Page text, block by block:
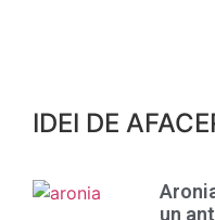
IDEI DE
un